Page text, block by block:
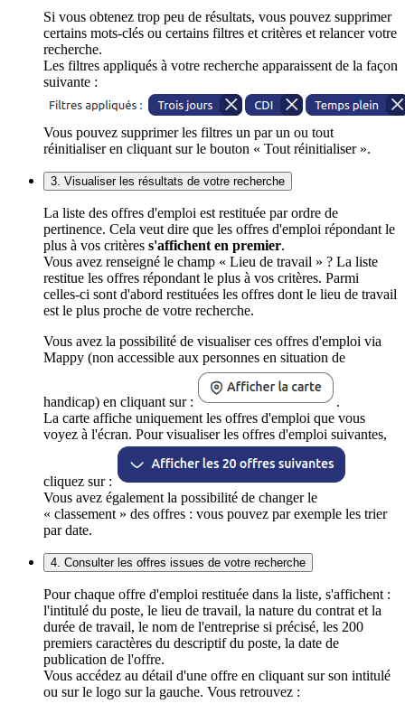
Si vous obtenez trop peu de résultats, vous pouvez supprimer
certains mots-clés ou certains filtres et critères et relancer votre
recherche.
Les filtres appliqués à votre recherche apparaissent de la façon
suivante :
Vous pouvez supprimer les filtres un par un ou tout
réinitialiser en cliquant sur le bouton « Tout réinitialiser ».
3. Visualiser les résultats de votre recherche
La liste des offres d'emploi est restituée par ordre de
pertinence. Cela veut dire que les offres d'emploi répondant le
plus à vos critères s'affichent en premier.
Vous avez renseigné le champ « Lieu de travail » ? La liste
restitue les offres répondant le plus à vos critères. Parmi
celles-ci sont d'abord restituées les offres dont le lieu de travail
est le plus proche de votre recherche.
Vous avez la possibilité de visualiser ces offres d'emploi via
Mappy (non accessible aux personnes en situation de
handicap) en cliquant sur :
.
La carte affiche uniquement les offres d'emploi que vous
voyez à l'écran. Pour visualiser les offres d'emploi suivantes,
cliquez sur :
Vous avez également la possibilité de changer le
« classement » des offres : vous pouvez par exemple les trier
par date.
4. Consulter les offres issues de votre recherche
Pour chaque offre d'emploi restituée dans la liste, s'affichent :
l'intitulé du poste, le lieu de travail, la nature du contrat et la
durée de travail, le nom de l'entreprise si précisé, les 200
premiers caractères du descriptif du poste, la date de
publication de l'offre.
Vous accédez au détail d'une offre en cliquant sur son intitulé
ou sur le logo sur la gauche. Vous retrouvez :